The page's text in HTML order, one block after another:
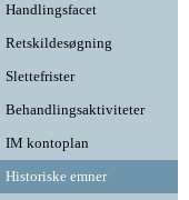
Handlingsfacet
Retskildesøgning
Slettefrister
Behandlingsaktiviteter
IM kontoplan
Historiske emner